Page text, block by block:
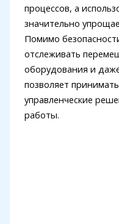
процессов, а
значительно
Помимо
отслеживать
оборудования и
позволяет
управленческие
работы.